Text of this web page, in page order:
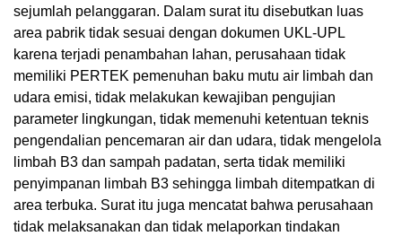
sejumlah pelanggaran. Dalam surat itu disebutkan luas
area pabrik tidak sesuai dengan dokumen UKL-UPL
karena terjadi penambahan lahan, perusahaan tidak
memiliki PERTEK pemenuhan baku mutu air limbah dan
udara emisi, tidak melakukan kewajiban pengujian
parameter lingkungan, tidak memenuhi ketentuan teknis
pengendalian pencemaran air dan udara, tidak mengelola
limbah B3 dan sampah padatan, serta tidak memiliki
penyimpanan limbah B3 sehingga limbah ditempatkan di
area terbuka. Surat itu juga mencatat bahwa perusahaan
tidak melaksanakan dan tidak melaporkan tindakan